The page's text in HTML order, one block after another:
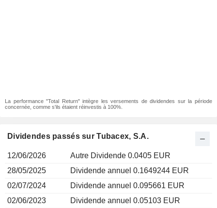
La performance "Total Return" intègre les versements de dividendes sur la période
concernée, comme s'ils étaient réinvestis à 100%.
Dividendes passés sur Tubacex, S.A.
12/06/2026
Autre Dividende 0.0405 EUR
28/05/2025
Dividende annuel 0.1649244 EUR
02/07/2024
Dividende annuel 0.095661 EUR
02/06/2023
Dividende annuel 0.05103 EUR